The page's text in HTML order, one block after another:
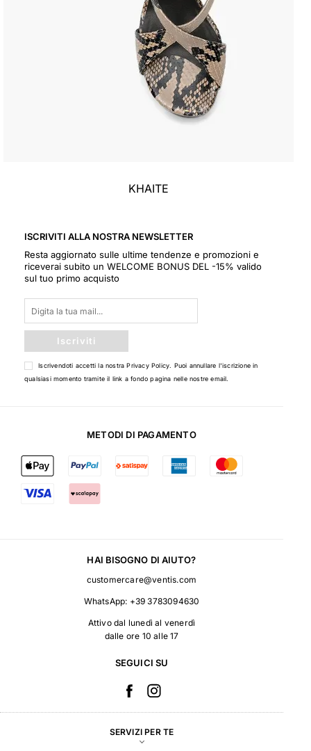
KHAITE
ISCRIVITI ALLA NOSTRA NEWSLETTER
Resta aggiornato sulle ultime tendenze e promozioni e
riceverai subito un WELCOME BONUS DEL -15% valido
sul tuo primo acquisto
Iscriviti
Iscrivendoti accetti la nostraPrivacy Policy. Puoi annullare l'iscrizione in
qualsiasi momento tramite il link a fondo pagina nelle nostre email.
METODI DI PAGAMENTO
HAI BISOGNO DI AIUTO?
customercare@ventis.com
WhatsApp: +39 3783094630
Attivo dal lunedì al venerdì
dalle ore 10 alle 17
SEGUICI SU
SERVIZI PER TE